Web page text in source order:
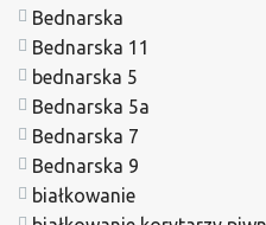
Bednarska
Bednarska 11
bednarska 5
Bednarska 5a
Bednarska 7
Bednarska 9
białkowanie